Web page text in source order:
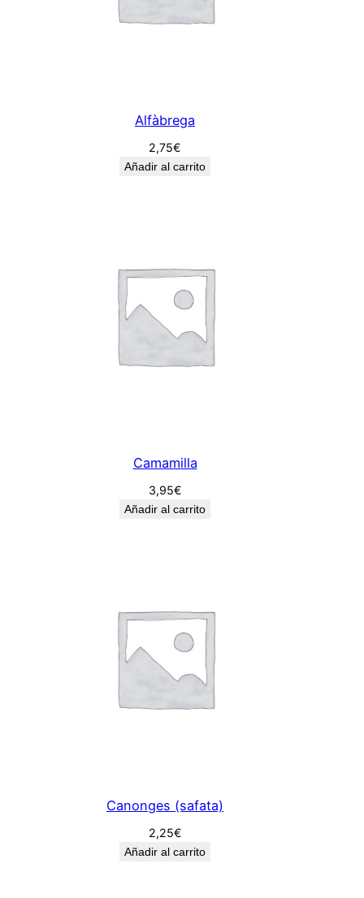
Alfàbrega
2,75€
Añadir al carrito
Camamilla
3,95€
Añadir al carrito
Canonges (safata)
2,25€
Añadir al carrito